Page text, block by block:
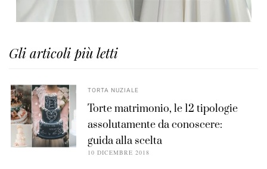
Gli articoli più letti
TORTA NUZIALE
Torte matrimonio, le 12 tipologie
assolutamente da conoscere:
guida alla scelta
10 DICEMBRE 2018